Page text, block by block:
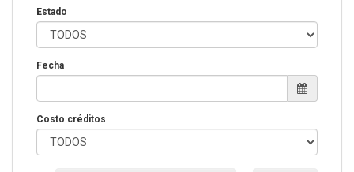
Estado
Fecha
Costo créditos